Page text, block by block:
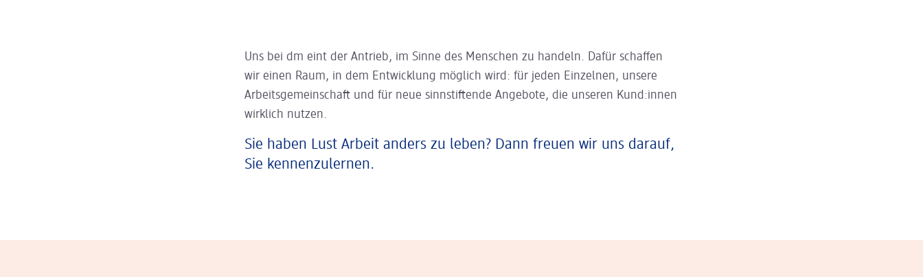
Uns bei dm eint der Antrieb, im Sinne des Menschen zu handeln. Dafür schaffen
wir einen Raum, in dem Entwicklung möglich wird: für jeden Einzelnen, unsere
Arbeitsgemeinschaft und für neue sinnstiftende Angebote, die unseren Kund:innen
wirklich nutzen.
Sie haben Lust Arbeit anders zu leben? Dann freuen wir uns darauf,
Sie kennenzulernen.